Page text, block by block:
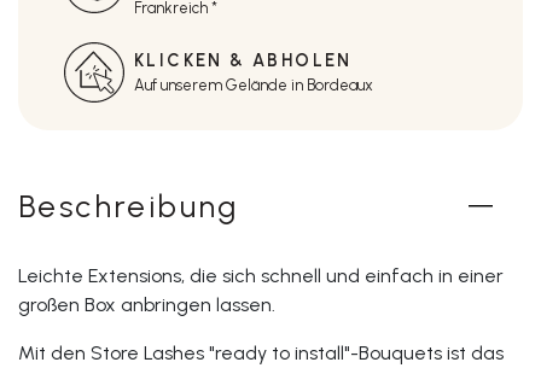
Frankreich *
KLICKEN & ABHOLEN
Auf unserem Gelände in Bordeaux
Beschreibung
Leichte Extensions, die sich schnell und einfach in einer
großen Box anbringen lassen.
Mit den Store Lashes "ready to install"-Bouquets ist das